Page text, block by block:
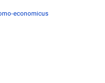
economicus